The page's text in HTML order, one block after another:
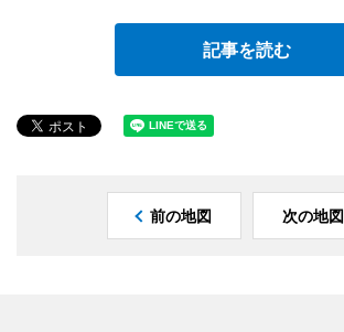
記事を読む
前の地図 次の地図